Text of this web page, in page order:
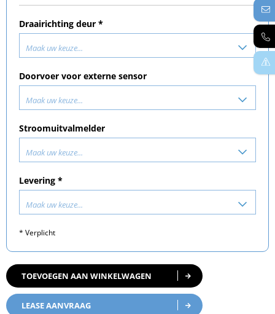
Draairichting deur *
Maak uw keuze...
Doorvoer voor externe sensor
Maak uw keuze...
Stroomuitvalmelder
Maak uw keuze...
Levering *
Maak uw keuze...
* Verplicht
TOEVOEGEN AAN WINKELWAGEN
LEASE AANVRAAG